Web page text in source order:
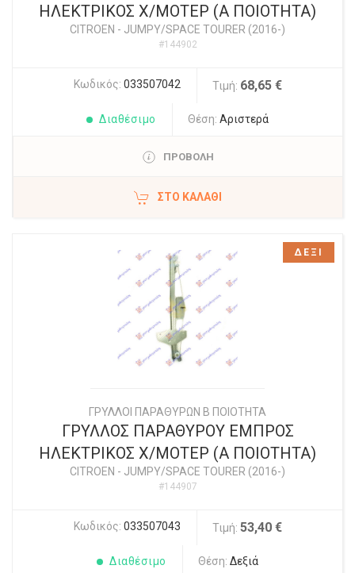
ΗΛΕΚΤΡΙΚΟΣ Χ/ΜΟΤΕΡ (Α ΠΟΙΟΤΗΤΑ)
CITROEN - JUMPY/SPACE TOURER (2016-)
#144902
Κωδικός: 033507042 Τιμή: 68,65 €
Διαθέσιμο Θέση: Αριστερά
ΠΡΟΒΟΛΗ
ΣΤΟ ΚΑΛΆΘΙ
ΓΡΥΛΛΟΙ ΠΑΡΑΘΥΡΩΝ Β ΠΟΙΟΤΗΤΑ
ΓΡΥΛΛΟΣ ΠΑΡΑΘΥΡΟΥ ΕΜΠΡΟΣ
ΗΛΕΚΤΡΙΚΟΣ Χ/ΜΟΤΕΡ (Α ΠΟΙΟΤΗΤΑ)
CITROEN - JUMPY/SPACE TOURER (2016-)
#144907
Κωδικός: 033507043 Τιμή: 53,40 €
Διαθέσιμο Θέση: Δεξιά
ΔΕΞΙ